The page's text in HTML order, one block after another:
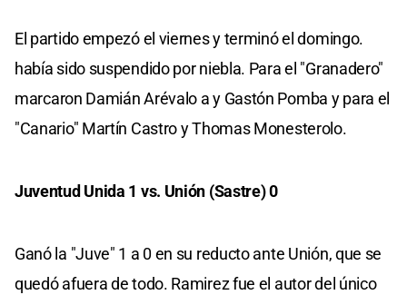
El partido empezó el viernes y terminó el domingo.
había sido suspendido por niebla. Para el "Granadero"
marcaron Damián Arévalo a y Gastón Pomba y para el
"Canario" Martín Castro y Thomas Monesterolo.
Juventud Unida 1 vs. Unión (Sastre) 0
Ganó la "Juve" 1 a 0 en su reducto ante Unión, que se
quedó afuera de todo. Ramirez fue el autor del único